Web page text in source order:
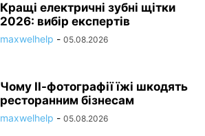
Кращі електричні зубні щітки
2026: вибір експертів
maxwelhelp - 05.08.2026
Чому ІІ-фотографії їжі шкодять
ресторанним бізнесам
maxwelhelp - 05.08.2026